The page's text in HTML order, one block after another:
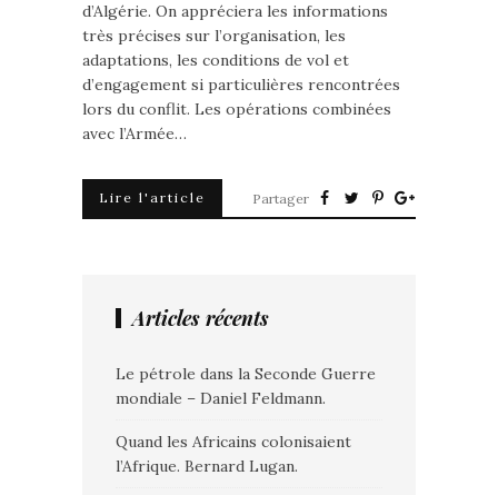
d’Algérie. On appréciera les informations
très précises sur l’organisation, les
adaptations, les conditions de vol et
d’engagement si particulières rencontrées
lors du conflit. Les opérations combinées
avec l’Armée…
Lire l'article Partager
Articles récents
Le pétrole dans la Seconde Guerre
mondiale – Daniel Feldmann.
Quand les Africains colonisaient
l’Afrique. Bernard Lugan.